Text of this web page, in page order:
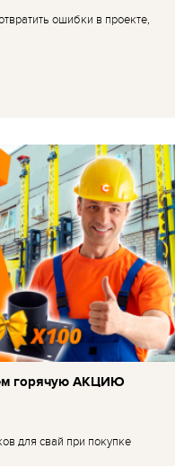
ошибки в проекте,
горячую АКЦИЮ
для свай при покупке